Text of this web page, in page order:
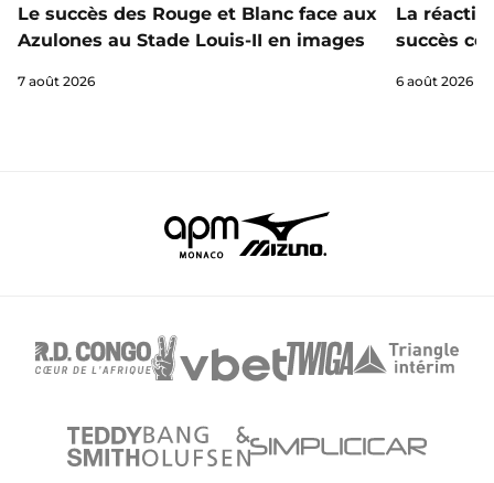
Le succès des Rouge et Blanc face aux
Azulones au Stade Louis-II en images
7 août 2026
La
succès
6 août 2026